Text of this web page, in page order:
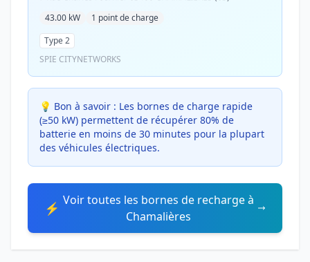
43.00 kW
1 point de charge
Type 2
SPIE CITYNETWORKS
💡 Bon à savoir : Les bornes de charge rapide
(≥50 kW) permettent de récupérer 80% de
batterie en moins de 30 minutes pour la plupart
des véhicules électriques.
⚡ Voir toutes les bornes de recharge à
Chamalières